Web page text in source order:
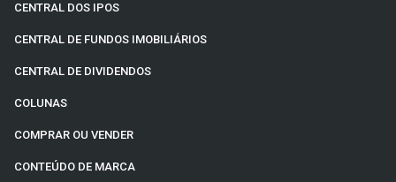
CENTRAL DOS IPOS
CENTRAL DE FUNDOS IMOBILIÁRIOS
CENTRAL DE DIVIDENDOS
COLUNAS
COMPRAR OU VENDER
CONTEÚDO DE MARCA